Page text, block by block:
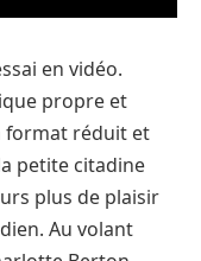
en vidéo.
propre et
format réduit et
petite citadine
plus de plaisir
Au volant